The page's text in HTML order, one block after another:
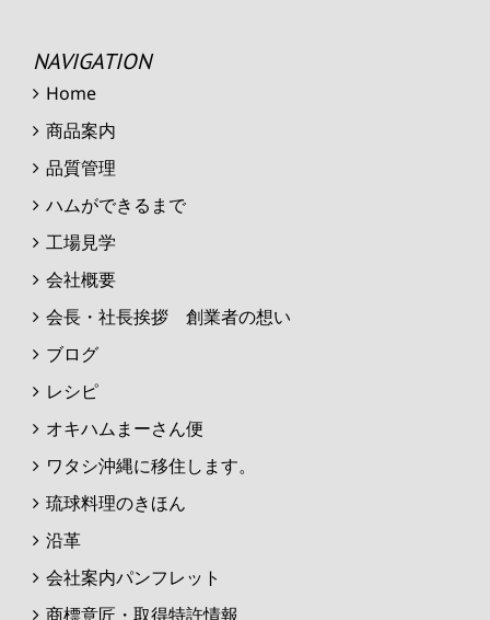
NAVIGATION
Home
商品案内
品質管理
ハムができるまで
工場見学
会社概要
会長・社長挨拶 創業者の想い
ブログ
レシピ
オキハムまーさん便
ワタシ沖縄に移住します。
琉球料理のきほん
沿革
会社案内パンフレット
商標意匠・取得特許情報